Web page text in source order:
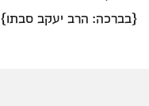
{בברכה: הרב יעקב סבתו}